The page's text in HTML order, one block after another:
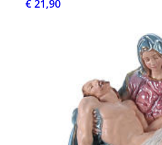
€ 21,90